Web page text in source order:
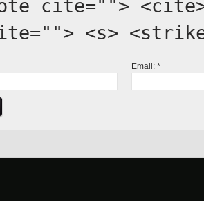
cite="">
<s>
Email:*